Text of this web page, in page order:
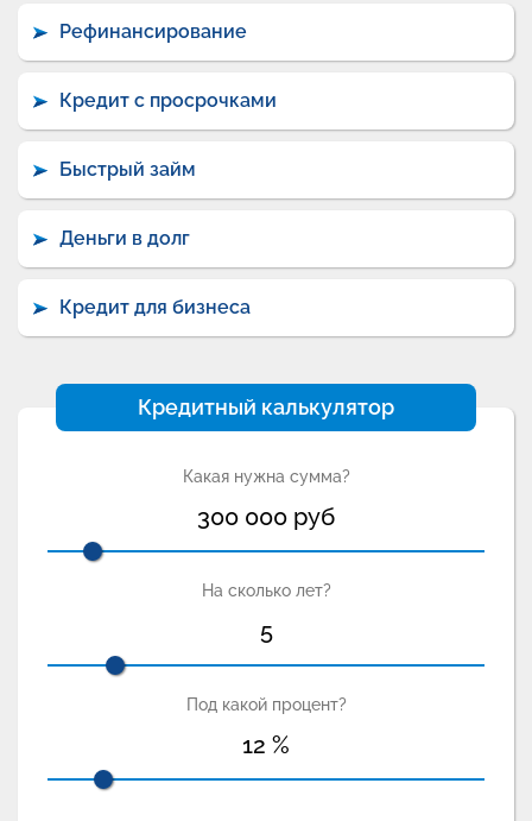
Рефинансирование
Кредит с просрочками
Быстрый займ
Деньги в долг
Кредит для бизнеса
Кредитный калькулятор
Какая нужна сумма?
300 000 руб
На сколько лет?
5
Под какой процент?
12 %